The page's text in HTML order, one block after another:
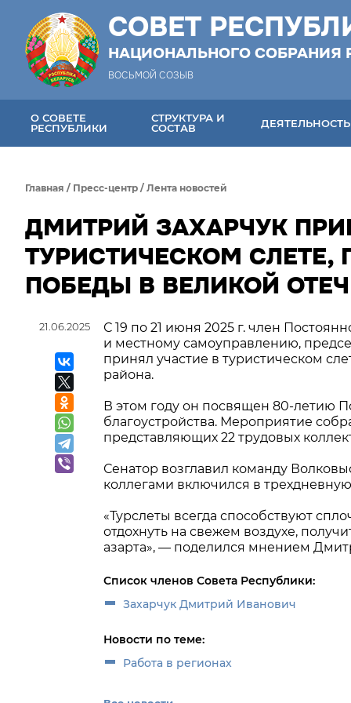
СОВЕТ
НАЦИОНАЛЬНОГО СОБРАНИЯ
ВОСЬМОЙ СОЗЫВ
О СОВЕТЕ
РЕСПУБЛИКИ
СТРУКТУРА И
СОСТАВ
ДЕЯТЕЛЬНОСТЬ
Главная / Пресс-центр / Лента новостей
ДМИТРИЙ ЗАХАРЧУК
ТУРИСТИЧЕСКОМ
ПОБЕДЫ В ВЕЛИКОЙ
21.06.2025
С 19 по 21 июня 2025 г. член
и местному самоуправлению,
принял участие в туристическом
района.
В этом году он посвящен 80-летию
благоустройства. Мероприятие
представляющих 22 трудовых
Сенатор возглавил команду
коллегами включился в
«Турслеты всегда способствуют
отдохнуть на свежем воздухе,
азарта», — поделился мнением
Список членов Совета Республики:
Захарчук Дмитрий Иванович
Новости по теме:
Работа в регионах